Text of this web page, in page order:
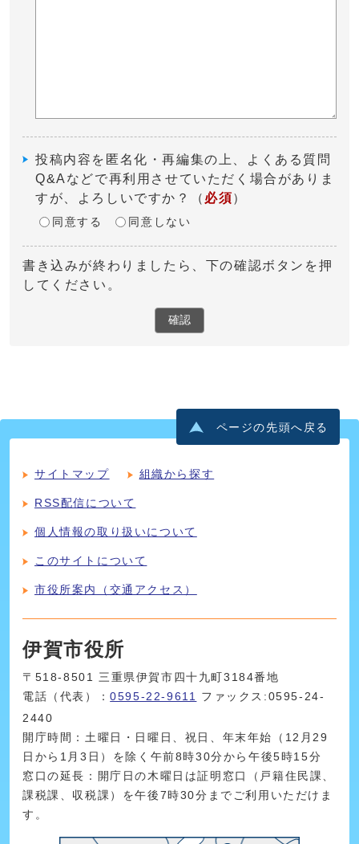
投稿内容を匿名化・再編集の上、よくある質問
Q&Aなどで再利用させていただく場合がありま
すが、よろしいですか？
（ 必須）
同意する 同意しない
書き込みが終わりましたら、下の確認ボタンを押
してください。
確認
ページの先頭へ戻る
サイトマップ 組織から探す
RSS配信について
個人情報の取り扱いについて
このサイトについて
市役所案内（交通アクセス）
伊賀市役所
〒518-8501 三重県伊賀市四十九町3184番地
電話（代表）：0595-22-9611 ファックス:0595-24-
2440
開庁時間：土曜日・日曜日、祝日、年末年始（12月29
日から1月3日）を除く午前8時30分から午後5時15分
窓口の延長：開庁日の木曜日は証明窓口（戸籍住民課、
課税課、収税課）を午後7時30分までご利用いただけま
す。